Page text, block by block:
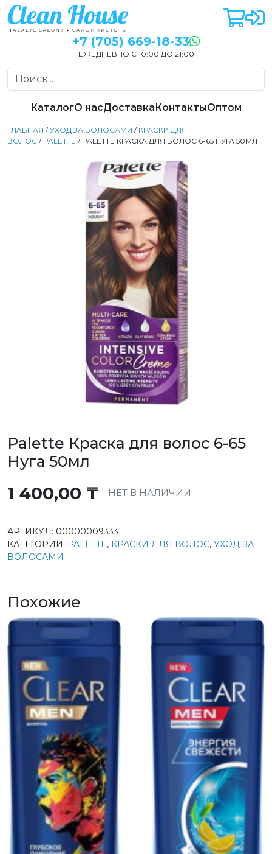
+7 (705) 669-18-33
ЕЖЕДНЕВНО С 10:00 ДО 21:00
КаталогО насДоставкаКонтактыОптом
ГЛАВНАЯ /УХОД ЗА ВОЛОСАМИ / КРАСКИ ДЛЯ
ВОЛОС / PALETTE / PALETTE КРАСКА ДЛЯ ВОЛОС 6-65 НУГА 50МЛ
Palette Краска для волос 6-65
Нуга 50мл
1 400,00 ₸ НЕТ В НАЛИЧИИ
АРТИКУЛ: 00000009333
КАТЕГОРИИ: PALETTE, КРАСКИ ДЛЯ ВОЛОС, УХОД ЗА
ВОЛОСАМИ
Похожие